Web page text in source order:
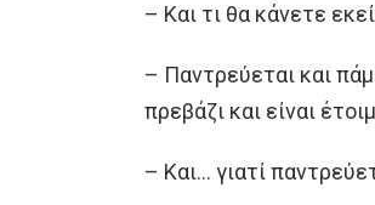
– Και τι θα κάνετε
– Παντρεύεται και
πρεβάζι και είναι
– Και… γιατί